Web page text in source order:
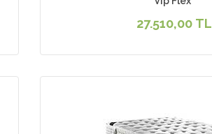
27.510,00 TL